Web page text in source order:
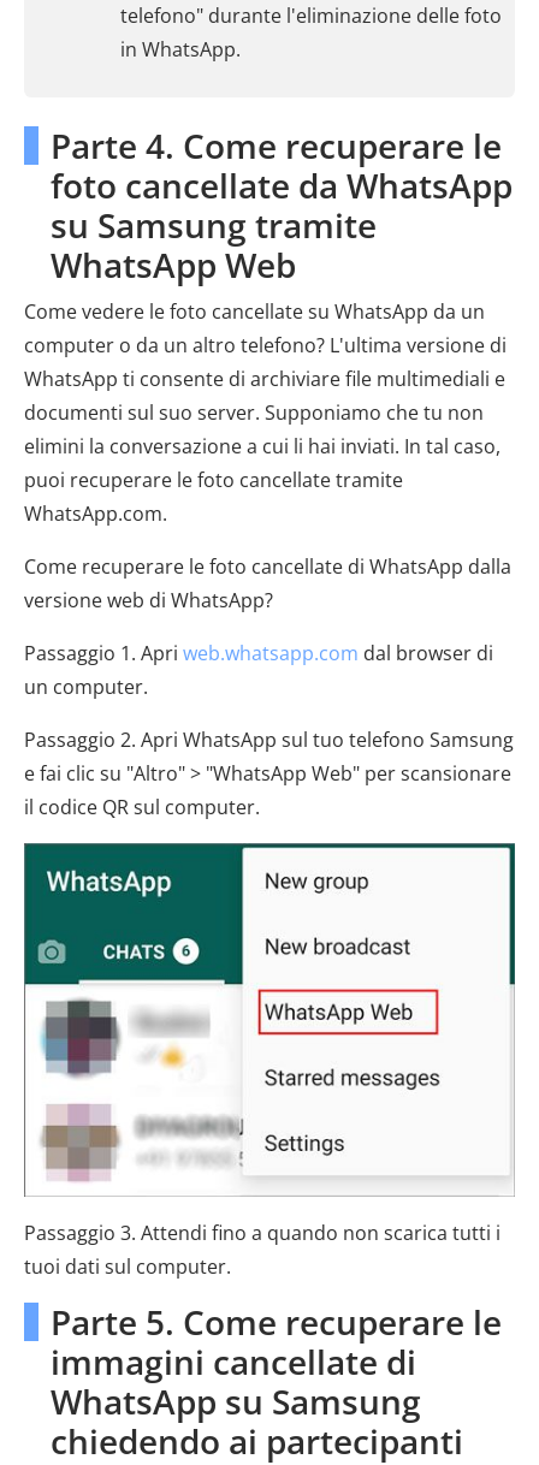
telefono" durante l'eliminazione delle foto
in WhatsApp.
Parte 4. Come recuperare le
foto cancellate da WhatsApp
su Samsung tramite
WhatsApp Web
Come vedere le foto cancellate su WhatsApp da un
computer o da un altro telefono? L'ultima versione di
WhatsApp ti consente di archiviare file multimediali e
documenti sul suo server. Supponiamo che tu non
elimini la conversazione a cui li hai inviati. In tal caso,
puoi recuperare le foto cancellate tramite
WhatsApp.com.
Come recuperare le foto cancellate di WhatsApp dalla
versione web di WhatsApp?
Passaggio 1. Apri web.whatsapp.com dal browser di
un computer.
Passaggio 2. Apri WhatsApp sul tuo telefono Samsung
e fai clic su "Altro" > "WhatsApp Web" per scansionare
il codice QR sul computer.
Passaggio 3. Attendi fino a quando non scarica tutti i
tuoi dati sul computer.
Parte 5. Come recuperare le
immagini cancellate di
WhatsApp su Samsung
chiedendo ai partecipanti